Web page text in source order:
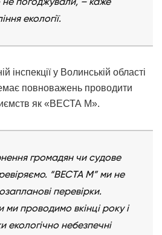
екології.
інспекції у Волинській області
повноважень проводити
як «ВЕСТА М».
громадян чи судове
“ВЕСТА М” ми не
перевірки.
ми проводимо вкінці року і
екологічно небезпечні